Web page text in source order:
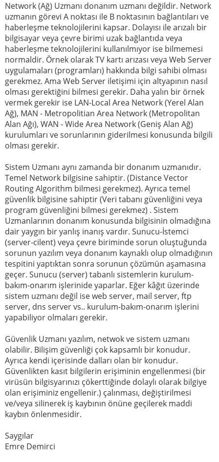
Network (Ağ) Uzmanı donanım uzmanı değildir. Network
uzmanın görevi A noktası ile B noktasının bağlantıları ve
haberleşme teknolojilerini kapsar. Dolayısı ile arızalı bir
bilgisayar veya çevre birimi uzak bağlantıda veya
haberleşme teknolojilerini kullanılmıyor ise bilmemesi
normaldir. Örnek olarak TV kartı arızası veya Web Server
uygulamaları (programları) hakkında bilgi sahibi olması
gerekmez. Ama Web Server iletişimi için altyapının nasıl
olması gerektiğini bilmesi gerekir. Daha yalın bir örnek
vermek gerekir ise LAN-Local Area Network (Yerel Alan
Ağ), MAN - Metropolitian Area Network (Metropolitan
Alan Ağı), WAN - Wide Area Network (Geniş Alan Ağ)
kurulumları ve sorunlarının giderilmesi konusunda bilgili
olması gerekir.
Sistem Uzmanı aynı zamanda bir donanım uzmanıdır.
Temel Network bilgisine sahiptir. (Distance Vector
Routing Algorithm bilmesi gerekmez). Ayrıca temel
güvenlik bilgisine sahiptir (Veri tabanı güvenliğini veya
program güvenliğini bilmesi gerekmez) . Sistem
Uzmanlarının donanım konusunda bilgisinin olmadığına
dair yaygın bir yanlış inanış vardır. Sunucu-İstemci
(server-cilent) veya çevre biriminde sorun oluştuğunda
sorunun yazılım veya donanım kaynaklı olup olmadığının
tespitini yaptıktan sonra sorunun çözümün aşamasına
geçer. Sunucu (server) tabanlı sistemlerin kurulum-
bakım-onarım işlerinide yaparlar. Eğer kâğıt üzerinde
sistem uzmanı değil ise web server, mail server, ftp
server, dns server vs.. kurulum-bakım-onarım işlerini
yapabiliyor olmaları gerekir.
Güvenlik Uzmanı yazılım, netwok ve sistem uzmanı
olabilir. Bilişim güvenliği çok kapsamlı bir konudur.
Ayrıca kendi içerisinde dalları olan bir konudur.
Güvenlikten kasıt bilgilerin erişiminin engellenmesi (bir
virüsün bilgisyarınızı çökerttiğinde dolaylı olarak bilgiye
olan erişiminiz engellenir.) çalınması, değiştirilmesi
ve/veya silinerek iş kaybının önüne geçilerek maddi
kaybın önlenmesidir.
Saygılar
Emre Demirci